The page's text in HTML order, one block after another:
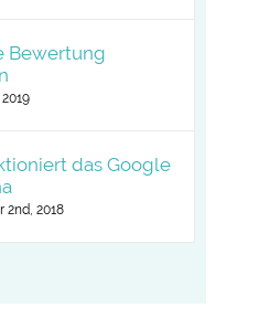
Bewertung
das Google
2nd, 2018